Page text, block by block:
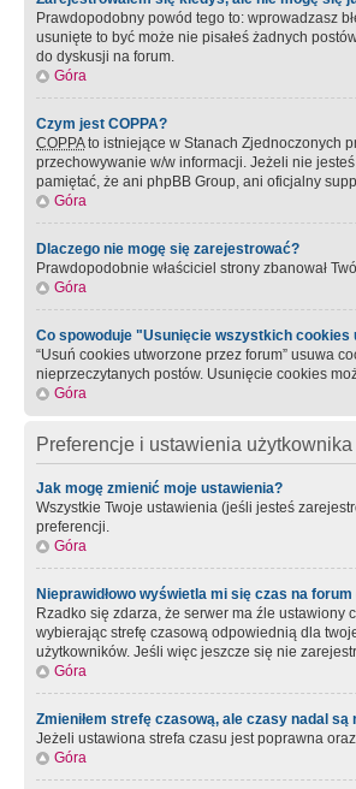
Prawdopodobny powód tego to: wprowadzasz
usunięte to być może nie pisałeś żadnych
do dyskusji na forum.
Góra
Czym jest COPPA?
COPPAto istniejące w Stanach Zjednoczonych
przechowywanie w/w informacji. Jeżeli nie
pamiętać, że ani phpBB Group, ani oficjalny
Góra
Dlaczego nie mogę się zarejestrować?
Prawdopodobnie właściciel strony zbanował
Góra
Co spowoduje "Usunięcie wszystkich
“Usuń cookies utworzone przez forum” usuwa
nieprzeczytanych postów. Usunięcie cookies
Góra
Preferencje i ustawienia użytkownika
Jak mogę zmienić moje ustawienia?
Wszystkie Twoje ustawienia (jeśli jesteś
preferencji.
Góra
Nieprawidłowo wyświetla mi się czas na
Rzadko się zdarza, że serwer ma źle
wybierając strefę czasową odpowiednią dla
użytkowników. Jeśli więc jeszcze się nie
Góra
Zmieniłem strefę czasową, ale czasy nadal są
Jeżeli ustawiona strefa czasu jest poprawna
Góra